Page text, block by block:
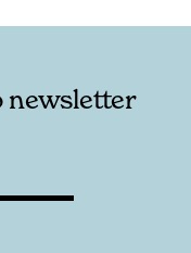
newsletter